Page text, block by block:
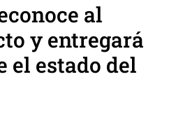
al
y entregará
el estado del